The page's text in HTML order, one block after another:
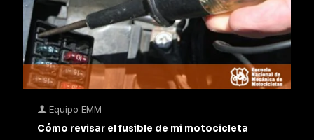
Equipo EMM
Cómo revisar el fusible de mi motocicleta